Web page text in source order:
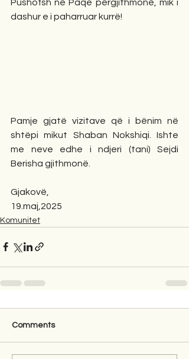
Pushofsh në Paqe përgjithmonë, mik i
dashur e i paharruar kurrë!
Pamje gjatë vizitave që i bënim në
shtëpi mikut Shaban Nokshiqi. Ishte
me neve edhe i ndjeri (tani) Sejdi
Berisha gjithmonë.
Gjakovë,
19.maj,2025
Komunitet
Comments